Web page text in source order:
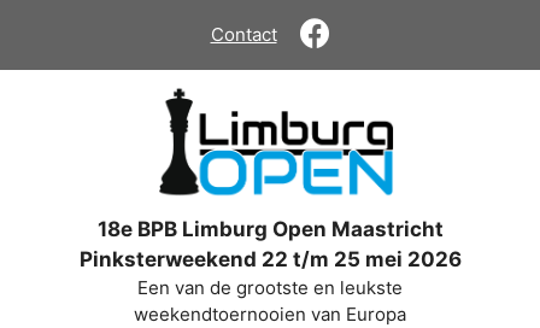
de
Contact
18e BPB Limburg Open Maastricht
Pinksterweekend 22 t/m 25 mei 2026
Een van de grootste en leukste
weekendtoernooien van Europa